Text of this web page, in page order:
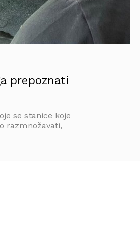
prepoznati
se stanice koje
razmnožavati,